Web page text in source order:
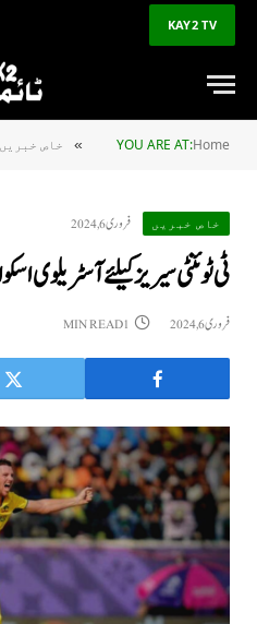
KAY2 TV
YOU ARE AT:Home
» خاص خبریں
خاص خبریں فروری 6, 2024
ٹی ٹوئنٹی سیریز کیلئے آسٹریلوی
فروری 6, 2024 1 MIN READ